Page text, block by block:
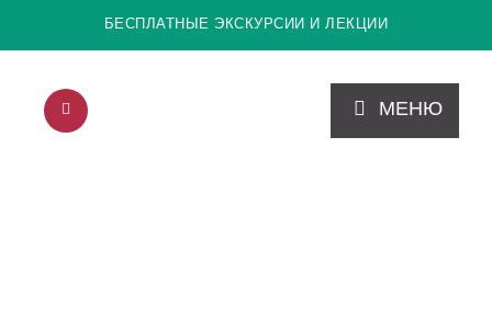
БЕСПЛАТНЫЕ ЭКСКУРСИИ И ЛЕКЦИИ
МЕНЮ